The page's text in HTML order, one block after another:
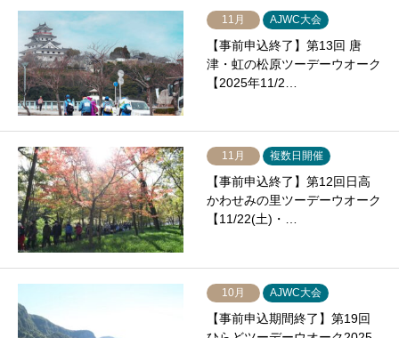
11月 AJWC大会
【事前申込終了】第13回 唐
津・虹の松原ツーデーウオーク
【2025年11/2…
11月 複数日開催
【事前申込終了】第12回日高
かわせみの里ツーデーウオーク
【11/22(土)・…
10月 AJWC大会
【事前申込期間終了】第19回